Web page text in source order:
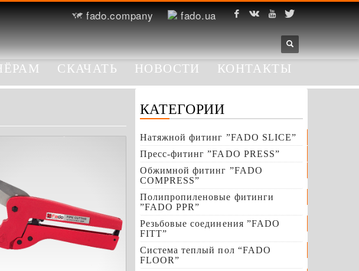
fado.company fado.ua
СКАЧАТЬ НОВОСТИ КОНТАКТЫ
Инструменты
КАТЕГОРИИ
Натяжной фитинг ”FADO SLICE”
Пресс-фитинг ”FADO PRESS”
Обжимной фитинг ”FADO
COMPRESS”
Полипропиленовые фитинги
”FADO PPR”
Резьбовые соединения ”FADO
FITT”
Система теплый пол “FADO
FLOOR”